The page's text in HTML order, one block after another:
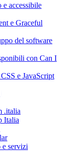
e accessibile
e Graceful
del software
con Can I
e JavaScript
.italia
Italia
servizi